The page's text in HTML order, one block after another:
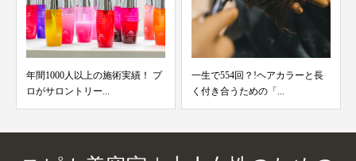
年間1000人以上の施術実績！ プ
ロがサロントリー...
一生で554回？!ヘアカラーと長
く付き合うための「...